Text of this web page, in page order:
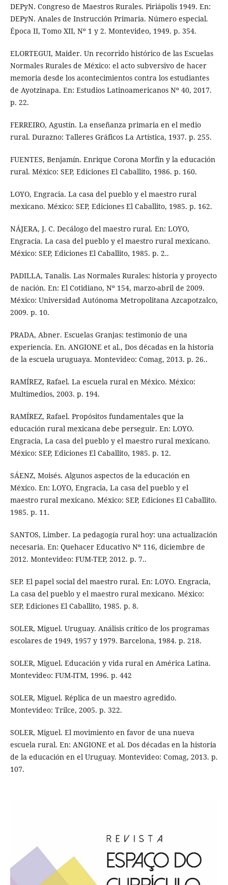
DEPyN. Congreso de Maestros Rurales. Piriápolis 1949. En:
DEPyN. Anales de Instrucción Primaria. Número especial.
Época II, Tomo XII, Nº 1 y 2. Montevideo, 1949. p. 354.
ELORTEGUI, Maider. Un recorrido histórico de las Escuelas
Normales Rurales de México: el acto subversivo de hacer
memoria desde los acontecimientos contra los estudiantes
de Ayotzinapa. En: Estudios Latinoamericanos Nº 40, 2017.
p. 22.
FERREIRO, Agustín. La enseñanza primaria en el medio
rural. Durazno: Talleres Gráficos La Artística, 1937. p. 255.
FUENTES, Benjamín. Enrique Corona Morfín y la educación
rural. México: SEP, Ediciones El Caballito, 1986. p. 160.
LOYO, Engracia. La casa del pueblo y el maestro rural
mexicano. México: SEP, Ediciones El Caballito, 1985. p. 162.
NÁJERA, J. C. Decálogo del maestro rural. En: LOYO,
Engracia. La casa del pueblo y el maestro rural mexicano.
México: SEP, Ediciones El Caballito, 1985. p. 2..
PADILLA, Tanalis. Las Normales Rurales: historia y proyecto
de nación. En: El Cotidiano, Nº 154, marzo-abril de 2009.
México: Universidad Autónoma Metropolitana Azcapotzalco,
2009. p. 10.
PRADA, Abner. Escuelas Granjas: testimonio de una
experiencia. En. ANGIONE et al., Dos décadas en la historia
de la escuela uruguaya. Montevideo: Comag, 2013. p. 26..
RAMÍREZ, Rafael. La escuela rural en México. México:
Multimedios, 2003. p. 194.
RAMÍREZ, Rafael. Propósitos fundamentales que la
educación rural mexicana debe perseguir. En: LOYO.
Engracia, La casa del pueblo y el maestro rural mexicano.
México: SEP, Ediciones El Caballito, 1985. p. 12.
SÁENZ, Moisés. Algunos aspectos de la educación en
México. En: LOYO, Engracia, La casa del pueblo y el
maestro rural mexicano. México: SEP, Ediciones El Caballito.
1985. p. 11.
SANTOS, Limber. La pedagogía rural hoy: una actualización
necesaria. En: Quehacer Educativo Nº 116, diciembre de
2012. Montevideo: FUM-TEP, 2012. p. 7..
SEP. El papel social del maestro rural. En: LOYO. Engracia,
La casa del pueblo y el maestro rural mexicano. México:
SEP, Ediciones El Caballito, 1985. p. 8.
SOLER, Miguel. Uruguay. Análisis crítico de los programas
escolares de 1949, 1957 y 1979. Barcelona, 1984. p. 218.
SOLER, Miguel. Educación y vida rural en América Latina.
Montevideo: FUM-ITM, 1996. p. 442
SOLER, Miguel. Réplica de un maestro agredido.
Montevideo: Trilce, 2005. p. 322.
SOLER, Miguel. El movimiento en favor de una nueva
escuela rural. En: ANGIONE et al. Dos décadas en la historia
de la educación en el Uruguay. Montevideo: Comag, 2013. p.
107.